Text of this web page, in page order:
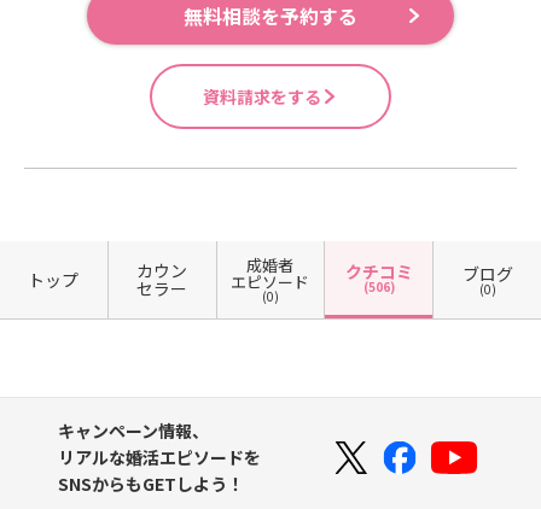
無料相談を予約する
資料請求をする
トップ カウン
セラー
成婚者
エピソード
(0)
クチコミ
(506)
ブログ
(0)
キャンペーン情報、
リアルな婚活エピソードを
SNSからもGETしよう！